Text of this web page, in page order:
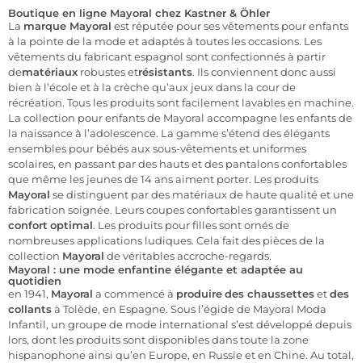
Boutique en ligne Mayoral chez Kastner & Öhler
La marque Mayoral est réputée pour ses vêtements pour enfants
à la pointe de la mode et adaptés à toutes les occasions. Les
vêtements du fabricant espagnol sont confectionnés à partir
dematériaux robustes etrésistants. Ils conviennent donc aussi
bien à l’école et à la crèche qu’aux jeux dans la cour de
récréation. Tous les produits sont facilement lavables en machine.
La collection pour enfants de Mayoral accompagne les enfants de
la naissance à l’adolescence. La gamme s’étend des élégants
ensembles pour bébés aux sous-vêtements et uniformes
scolaires, en passant par des hauts et des pantalons confortables
que même les jeunes de 14 ans aiment porter. Les produits
Mayoral se distinguent par des matériaux de haute qualité et une
fabrication soignée. Leurs coupes confortables garantissent un
confort optimal. Les produits pour filles sont ornés de
nombreuses applications ludiques. Cela fait des pièces de la
collection Mayoral de véritables accroche-regards.
Mayoral : une mode enfantine élégante et adaptée au
quotidien
en 1941, Mayoral a commencé à produiredes chaussettesetdes
collantsà Tolède, en Espagne. Sous l’égide de Mayoral Moda
Infantil, un groupe de mode international s’est développé depuis
lors, dont les produits sont disponibles dans toute la zone
hispanophone ainsi qu’en Europe, en Russie et en Chine. Au total,